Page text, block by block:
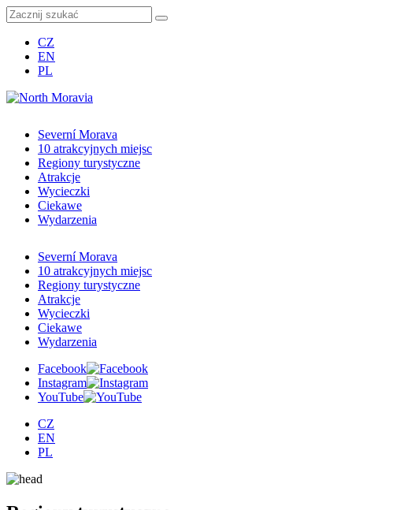
CZ
EN
PL
Severní Morava
10 atrakcyjnych miejsc
Regiony turystyczne
Atrakcje
Wycieczki
Ciekawe
Wydarzenia
Severní Morava
10 atrakcyjnych miejsc
Regiony turystyczne
Atrakcje
Wycieczki
Ciekawe
Wydarzenia
Facebook
Instagram
YouTube
CZ
EN
PL